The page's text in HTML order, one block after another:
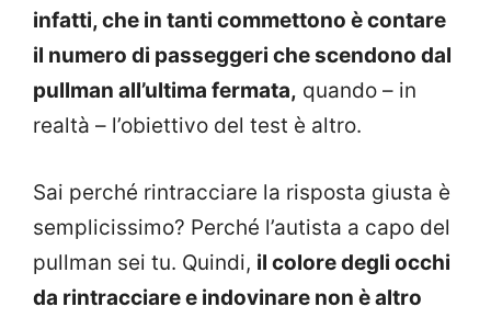
infatti, che in tanti commettono è contare
il numero di passeggeri che scendono dal
pullman all’ultima fermata, quando – in
realtà – l’obiettivo del test è altro.
Sai perché rintracciare la risposta giusta è
semplicissimo? Perché l’autista a capo del
pullman sei tu. Quindi, il colore degli occhi
da rintracciare e indovinare non è altro